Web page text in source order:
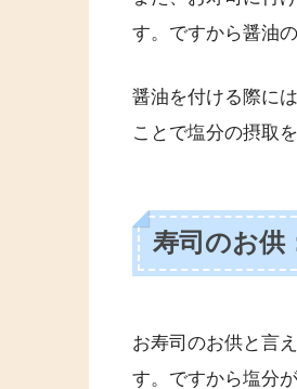
す。ですから醤油
醤油を付ける際に
ことで塩分の摂取
寿司のお供
お寿司のお供と言
す。ですから塩分